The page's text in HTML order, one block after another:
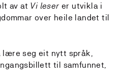
av at Vi leserer utvikla i
over heile landet til
lære seg eit nytt språk,
til samfunnet,